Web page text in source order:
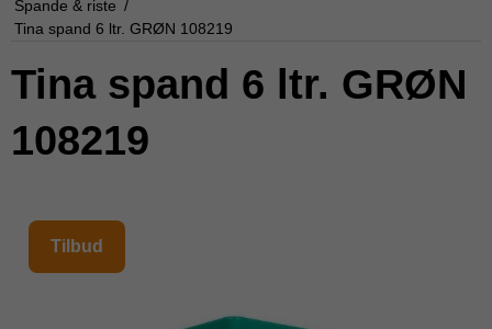
Spande & riste /
Tina spand 6 ltr. GRØN 108219
Tina spand 6 ltr. GRØN
108219
Tilbud